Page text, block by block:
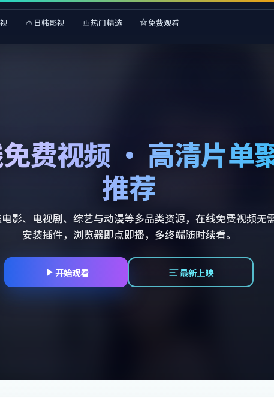
日韩影视 热门精选 免费观看
费视频 · 高清片单
推荐
影、电视剧、综艺与动漫等多品类资源，在线免费视频无
安装插件，浏览器即点即播，多终端随时续看。
开始观看 最新上映